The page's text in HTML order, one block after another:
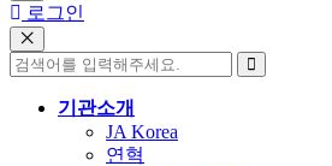
로그인
기관소개
JA Korea
연혁